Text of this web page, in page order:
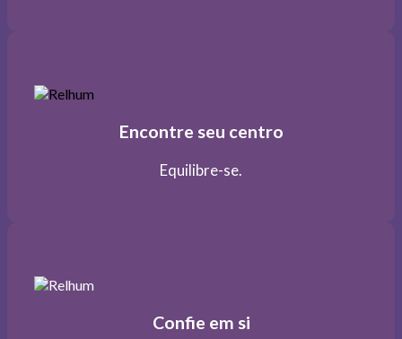
Encontre seu centro
Equilibre-se.
Confie em si